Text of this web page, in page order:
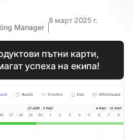
Manager
8 март 2025 г.
пътни карти,
успеха на екипа!